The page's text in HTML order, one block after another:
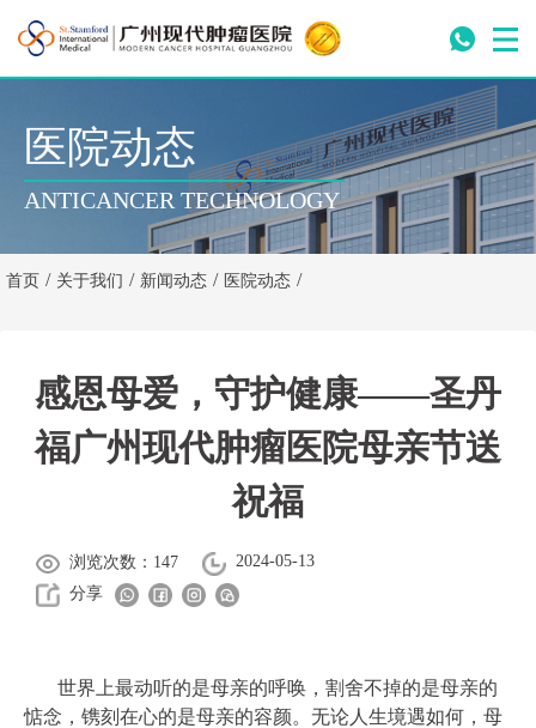
医院动态
ANTICANCER TECHNOLOGY
首页 / 关于我们 / 新闻动态 / 医院动态 /
感恩母爱，守护健康——圣丹
福广州现代肿瘤医院母亲节送
祝福
浏览次数：147
2024-05-13
分享
世界上最动听的是母亲的呼唤，割舍不掉的是母亲的
惦念，镌刻在心的是母亲的容颜。无论人生境遇如何，母